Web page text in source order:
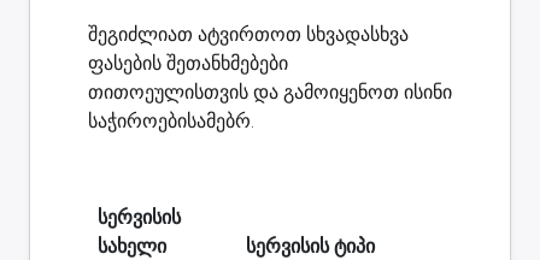
შეგიძლიათ ატვირთოთ სხვადასხვა
ფასების შეთანხმებები
თითოეულისთვის და გამოიყენოთ ისინი
საჭიროებისამებრ.
სერვისის
სახელი
სერვისის ტიპი